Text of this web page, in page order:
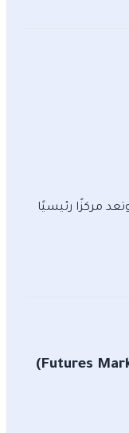
مركزًا رئيسيًا